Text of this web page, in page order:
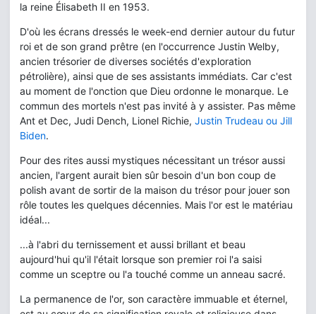
la reine Élisabeth II en 1953.
D'où les écrans dressés le week-end dernier autour du futur
roi et de son grand prêtre (en l'occurrence Justin Welby,
ancien trésorier de diverses sociétés d'exploration
pétrolière), ainsi que de ses assistants immédiats. Car c'est
au moment de l'onction que Dieu ordonne le monarque. Le
commun des mortels n'est pas invité à y assister. Pas même
Ant et Dec, Judi Dench, Lionel Richie, Justin Trudeau ou Jill
Biden.
Pour des rites aussi mystiques nécessitant un trésor aussi
ancien, l'argent aurait bien sûr besoin d'un bon coup de
polish avant de sortir de la maison du trésor pour jouer son
rôle toutes les quelques décennies. Mais l'or est le matériau
idéal...
...à l'abri du ternissement et aussi brillant et beau
aujourd'hui qu'il l'était lorsque son premier roi l'a saisi
comme un sceptre ou l'a touché comme un anneau sacré.
La permanence de l'or, son caractère immuable et éternel,